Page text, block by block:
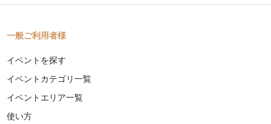
一般ご利用者様
イベントを探す
イベントカテゴリ一覧
イベントエリア一覧
使い方